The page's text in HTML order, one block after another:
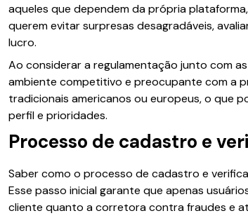
aqueles que dependem da própria
querem evitar surpresas desagradáveis,
lucro.
Ao considerar a regulamentação junto com
ambiente competitivo e preocupante com a
tradicionais americanos ou europeus, o que
perfil e prioridades.
Processo de cadastro e
Saber como o processo de cadastro e
Esse passo inicial garante que apenas
cliente quanto a corretora contra fraudes e